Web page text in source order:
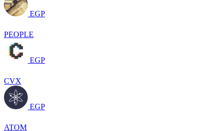
EGP
PEOPLE
EGP
CVX
EGP
ATOM